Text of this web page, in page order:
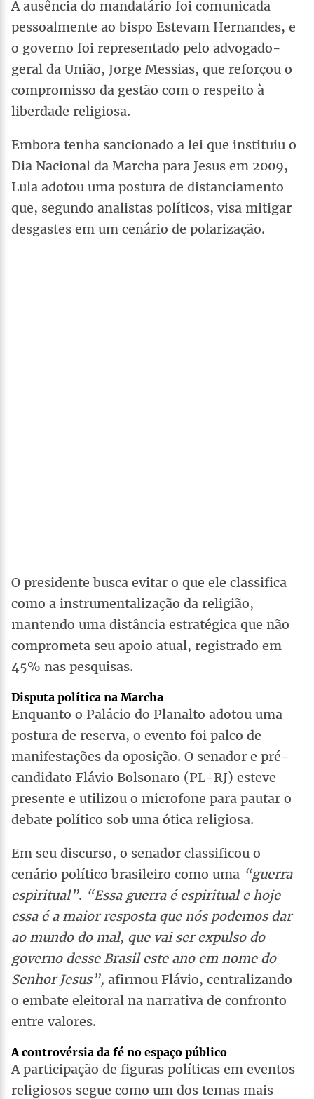
A ausência do mandatário foi comunicada
pessoalmente ao bispo Estevam Hernandes, e
o governo foi representado pelo advogado-
geral da União, Jorge Messias, que reforçou o
compromisso da gestão com o respeito à
liberdade religiosa.
Embora tenha sancionado a lei que instituiu o
Dia Nacional da Marcha para Jesus em 2009,
Lula adotou uma postura de distanciamento
que, segundo analistas políticos, visa mitigar
desgastes em um cenário de polarização.
O presidente busca evitar o que ele classifica
como a instrumentalização da religião,
mantendo uma distância estratégica que não
comprometa seu apoio atual, registrado em
45% nas pesquisas.
Disputa política na Marcha
Enquanto o Palácio do Planalto adotou uma
postura de reserva, o evento foi palco de
manifestações da oposição. O senador e pré-
candidato Flávio Bolsonaro (PL-RJ) esteve
presente e utilizou o microfone para pautar o
debate político sob uma ótica religiosa.
Em seu discurso, o senador classificou o
cenário político brasileiro como uma “guerra
espiritual”. “Essa guerra é espiritual e hoje
essa é a maior resposta que nós podemos dar
ao mundo do mal, que vai ser expulso do
governo desse Brasil este ano em nome do
Senhor Jesus”, afirmou Flávio, centralizando
o embate eleitoral na narrativa de confronto
entre valores.
A controvérsia da fé no espaço público
A participação de figuras políticas em eventos
religiosos segue como um dos temas mais